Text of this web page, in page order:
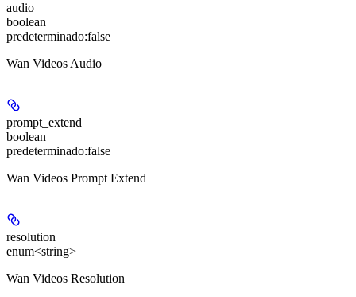
audio
boolean
predeterminado:false
Wan Videos Audio
prompt_extend
boolean
predeterminado:false
Wan Videos Prompt Extend
resolution
enum<string>
Wan Videos Resolution